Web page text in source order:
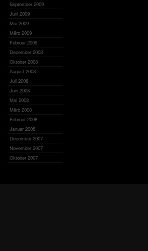
September 2009
Juni 2009
Mai 2009
März 2009
Februar 2009
Dezember 2008
Oktober 2008
August 2008
Juli 2008
Juni 2008
Mai 2008
März 2008
Februar 2008
Januar 2008
Dezember 2007
November 2007
Oktober 2007